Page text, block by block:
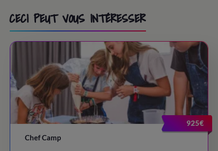
CECI PEUT VOUS INTÉRESSER
925€
Chef Camp